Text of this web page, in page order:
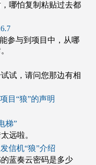
哪怕复制粘贴过去都
参与到项目中，从哪
试，请问您那边有相
目“狼”的声明
梯”
远啦。
信机“狼”介绍
蓝奏云密码是多少